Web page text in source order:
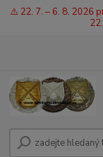
⚠️ 22. 7. – 6. 8. 2026